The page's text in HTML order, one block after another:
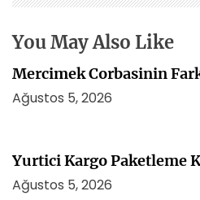
i
You May Also Like
Mercimek Corbasinin
Ağustos 5, 2026
Yurtici Kargo Paketleme
Ağustos 5, 2026